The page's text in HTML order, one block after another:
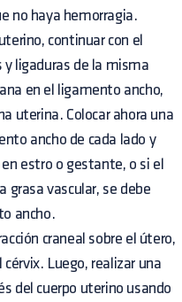
no haya hemorragia.
continuar con el
y ligaduras de la misma
en el ligamento ancho,
uterina. Colocar ahora una
ancho de cada lado y
estro o gestante, o si el
grasa vascular, se debe
ancho.
craneal sobre el útero,
Luego, realizar una
del cuerpo uterino usando